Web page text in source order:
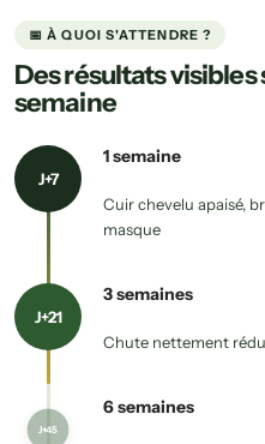
📅 À QUOI S'ATTENDRE ?
Des résultats
semaine
J+7
1 semaine
Cuir chevelu apaisé,
masque
J+21
3 semaines
Chute nettement
J+45
6 semaines